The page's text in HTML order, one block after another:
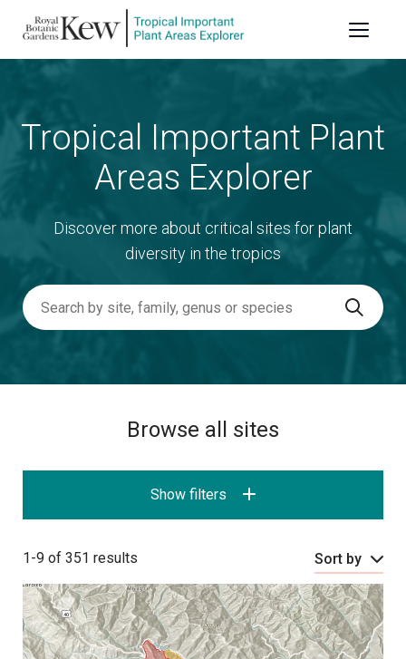
content
Tropical Important Plant
Areas Explorer
Discover more about critical sites for plant
diversity in the tropics
Search
by
site,
Browse all sites
Show filters
1-9 of 351 results Sort by